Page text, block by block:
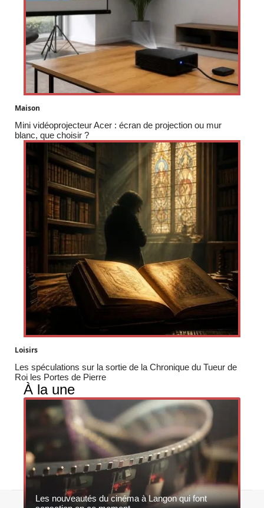
Maison
Mini vidéoprojecteur Acer : écran de projection ou mur
blanc, que choisir ?
Loisirs
Les spéculations sur la sortie de la Chronique du Tueur de
Roi les Portes de Pierre
À la une
Les nouveautés du cinéma à Langon qui font
Contact Mentions légales Sitemap